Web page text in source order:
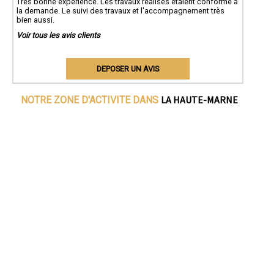
la demande. Le suivi des travaux et l'accompagnement très
bien aussi.
Voir tous les avis clients
DEPOSER UN AVIS
NOTRE ZONE D'ACTIVITE DANS LA HAUTE-MARNE